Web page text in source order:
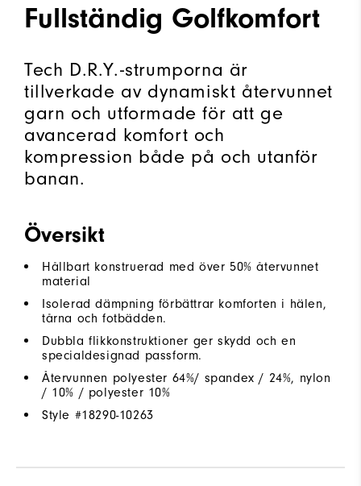
Fullständig Golfkomfort
Tech D.R.Y.-strumporna är
tillverkade av dynamiskt återvunnet
garn och utformade för att ge
avancerad komfort och
kompression både på och utanför
banan.
Översikt
Hållbart konstruerad med över 50% återvunnet
material
Isolerad dämpning förbättrar komforten i hälen,
tårna och fotbädden.
Dubbla flikkonstruktioner ger skydd och en
specialdesignad passform.
Återvunnen polyester 64%/ spandex / 24%, nylon
/ 10% / polyester 10%
Style #18290-10263